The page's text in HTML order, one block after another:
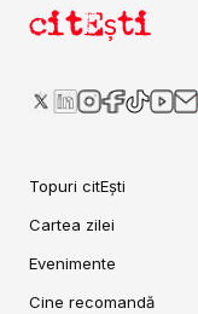
citEști
Topuri citEști
Cartea zilei
Evenimente
Cine recomandă